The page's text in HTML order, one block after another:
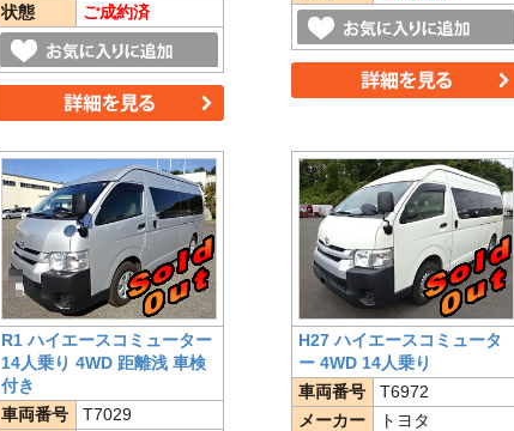
状態
ご成約済
R1 ハイエースコミューター
14人乗り 4WD 距離浅 車検
付き
車両番号
T7029
H27 ハイエースコミュータ
ー 4WD 14人乗り
車両番号
T6972
メーカー
トヨタ